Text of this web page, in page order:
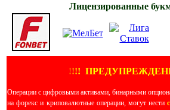
Лицензированные
!!!!
Операции с цифровыми активами, бинарными
на форекс и криповалютные операции, могут нести